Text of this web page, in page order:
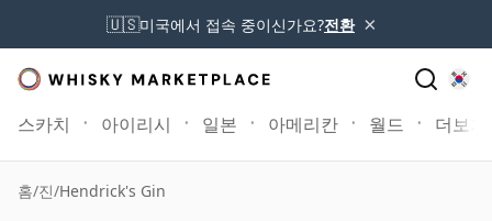
🇺🇸미국에서 접속 중이신가요?전환 ×
스카치 아이리시 일본 아메리칸 월드 더보기
홈/진/Hendrick's Gin